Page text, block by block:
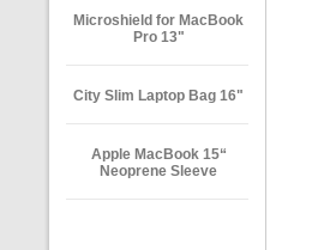
Microshield for MacBook
Pro 13"
City Slim Laptop Bag 16"
Apple MacBook 15“
Neoprene Sleeve